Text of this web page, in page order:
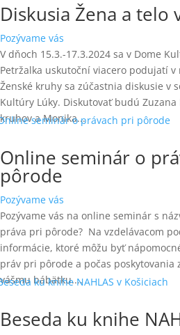
Diskusia Žena a telo
Pozývame vás
V dňoch 15.3.-17.3.2024 sa v Dome
Petržalka uskutoční viacero podujatí v
Ženské kruhy sa zúčastnia diskusie v
Kultúry Lúky. Diskutovať budú Zuzana
kruhov a Monika...
Online seminár o
pôrode
Pozývame vás
Pozývame vás na online seminár s
práva pri pôrode? Na vzdelávacom
informácie, ktoré môžu byť
práv pri pôrode a počas
vášmu bábätku....
Beseda ku knihe